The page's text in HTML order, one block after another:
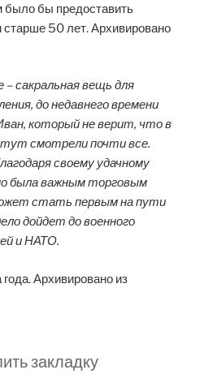
бы предоставить
50 лет. Архивировано
– сакральная вещь для
до недавнего времени
который не верит, что в
тут смотрели почти все.
своему удачному
была важным торговым
стать первым на пути
дойдет до военного
и НАТО.
Архивировано из
закладку